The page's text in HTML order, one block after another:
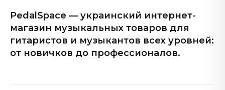
PedalSpace — украинский интернет-
магазин музыкальных товаров для
гитаристов и музыкантов всех уровней:
от новичков до профессионалов.